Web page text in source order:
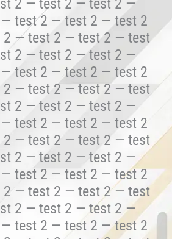
test 2 — test 2 — test 2
— test 2 — test 2 — test
2 — test 2 — test 2 —
test 2 — test 2 — test 2
— test 2 — test 2 — test
2 — test 2 — test 2 —
test 2 — test 2 — test 2
— test 2 — test 2 — test
2 — test 2 — test 2 —
test 2 — test 2 — test 2
— test 2 — test 2 — test
2 — test 2 — test 2 —
test 2 — test 2 — test 2